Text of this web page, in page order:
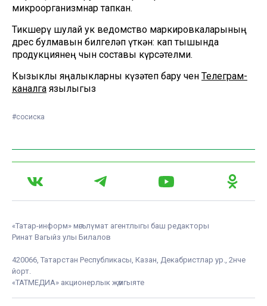
микроорганизмнар тапкан.
Тикшерү шулай ук ведомство маркировкаларының
дөрес булмавын билгеләп үткән: кап тышында
продукциянең чын составы күрсәтелми.
Кызыклы яңалыкларны күзәтеп бару өчен Телеграм-
каналга язылыгыз
#сосиска
«Татар-информ» мәгълүмат агентлыгы баш редакторы
Ринат Вагыйз улы Билалов
420066, Татарстан Республикасы, Казан, Декабристлар ур., 2нче
йорт.
«ТАТМЕДИА» акционерлык җәмгыяте